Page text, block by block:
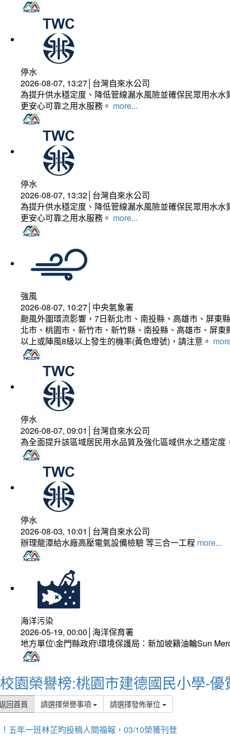
停水
2026-08-07, 13:27│台灣自來水公司
為提升供水穩定度、降低管線漏水風險並確保民眾用水
更安心可靠之用水服務。 more...
停水
2026-08-07, 13:32│台灣自來水公司
為提升供水穩定度、降低管線漏水風險並確保民眾用水
更安心可靠之用水服務。 more...
強風
2026-08-07, 10:27│中央氣象署
颱風外圍環流影響，7日新北市、南投縣、高雄市、屏東
北市、桃園市、新竹市、新竹縣、南投縣、高雄市、屏
以上或陣風8級以上發生的機率(黃色燈號)，請注意。
停水
2026-08-07, 09:01│台灣自來水公司
為全面提升該區域居民用水品質及強化區域供水之穩定
停水
2026-08-03, 10:01│台灣自來水公司
辦理龍潭給水廠高壓電氣設備檢驗 等三合一工程 more...
海洋污染
2026-05-19, 00:00│海洋保育署
地方單位\金門縣政府\環境保護局：新加坡籍油輪Sun
校園榮譽榜:桃園市建德國民小學-優
回首頁 請選擇榮譽事項 請選擇發佈單位
五年一班林芷昀投稿人間福報，03/10榮獲刊登